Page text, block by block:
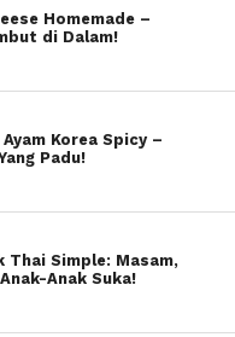
Homemade –
di Dalam!
Korea Spicy –
Padu!
Thai Simple: Masam,
Anak Suka!